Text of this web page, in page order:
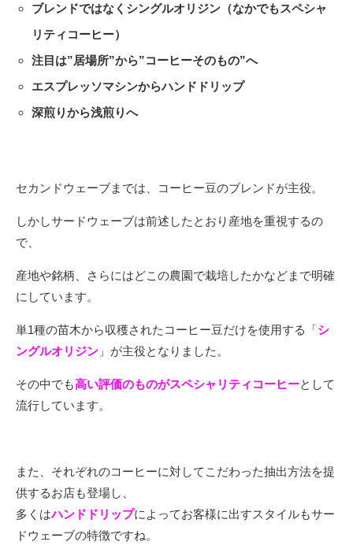
ブレンドではなくシングルオリジン（なかでもスペシャ
リティコーヒー）
注目は”居場所”から”コーヒーそのもの”へ
エスプレッソマシンからハンドドリップ
深煎りから浅煎りへ
セカンドウェーブまでは、コーヒー豆のブレンドが主役。
しかしサードウェーブは前述したとおり産地を重視するの
で、
産地や銘柄、さらにはどこの農園で栽培したかなどまで明確
にしています。
単1種の苗木から収穫されたコーヒー豆だけを使用する「シ
ングルオリジン 」が主役となりました。
その中でも高い評価のものがスペシャリティコーヒーとして
流行しています。
また、それぞれのコーヒーに対してこだわった抽出方法を提
供するお店も登場し、
多くはハンドドリップによってお客様に出すスタイルもサー
ドウェーブの特徴ですね。